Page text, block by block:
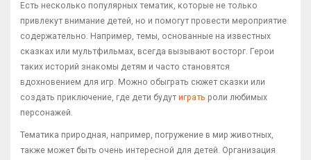
Есть несколько популярных тематик, которые не только
привлекут внимание детей, но и помогут провести мероприятие
содержательно. Например, темы, основанные на известных
сказках или мультфильмах, всегда вызывают восторг. Герои
таких историй знакомы детям и часто становятся
вдохновением для игр. Можно обыграть сюжет сказки или
создать приключение, где дети будут играть роли любимых
персонажей.
Тематика природная, например, погружение в мир животных,
также может быть очень интересной для детей. Организация